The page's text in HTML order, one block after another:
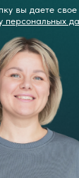
вы даете свое
персональных